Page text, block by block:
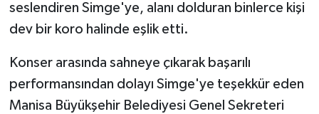
seslendiren Simge'ye, alanı dolduran binlerce kişi
dev bir koro halinde eşlik etti.
Konser arasında sahneye çıkarak başarılı
performansından dolayı Simge'ye teşekkür eden
Manisa Büyükşehir Belediyesi Genel Sekreteri